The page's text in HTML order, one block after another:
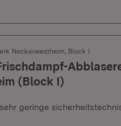
Neckarwestheim, Block I
(Block I)
geringe